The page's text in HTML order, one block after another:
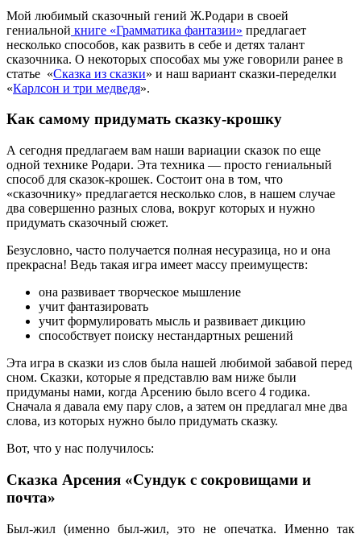
Мой любимый сказочный гений Ж.Родари в своей
гениальной книге «Грамматика фантазии» предлагает
несколько способов, как развить в себе и детях талант
сказочника. О некоторых способах мы уже говорили ранее в
статье «Сказка из сказки» и наш вариант сказки-переделки
«Карлсон и три медведя».
Как самому придумать сказку-крошку
А сегодня предлагаем вам наши вариации сказок по еще
одной технике Родари. Эта техника — просто гениальный
способ для сказок-крошек. Состоит она в том, что
«сказочнику» предлагается несколько слов, в нашем случае
два совершенно разных слова, вокруг которых и нужно
придумать сказочный сюжет.
Безусловно, часто получается полная несуразица, но и она
прекрасна! Ведь такая игра имеет массу преимуществ:
она развивает творческое мышление
учит фантазировать
учит формулировать мысль и развивает дикцию
способствует поиску нестандартных решений
Эта игра в сказки из слов была нашей любимой забавой перед
сном. Сказки, которые я представлю вам ниже были
придуманы нами, когда Арсению было всего 4 годика.
Сначала я давала ему пару слов, а затем он предлагал мне два
слова, из которых нужно было придумать сказку.
Вот, что у нас получилось:
Сказка Арсения «Сундук с сокровищами и
почта»
Был-жил (именно был-жил, это не опечатка. Именно так